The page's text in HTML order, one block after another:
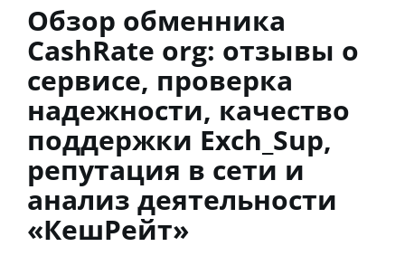
Обзор обменника
CashRate org: отзывы о
сервисе, проверка
надежности, качество
поддержки Exch_Sup,
репутация в сети и
анализ деятельности
«КешРейт»